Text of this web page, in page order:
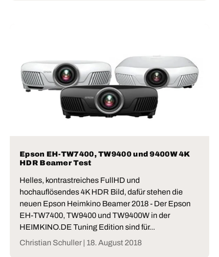
Epson EH-TW7400, TW9400 und 9400W 4K
HDR Beamer Test
Helles, kontrastreiches FullHD und
hochauflösendes 4K HDR Bild, dafür stehen die
neuen Epson Heimkino Beamer 2018 - Der Epson
EH-TW7400, TW9400 und TW9400W in der
HEIMKINO.DE Tuning Edition sind für...
Christian Schuller | 18. August 2018